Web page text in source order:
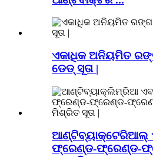
ଏକାଧିକ ଅନିୟମିତ
ଡେଡ୍ ସୂତା |
ଆଣ୍ଟିବ୍ୟାକ୍ଟେରିଆଲ୍
ଫ୍ରେଣ୍ଡ-ଫ୍ରେଣ୍ଡ-